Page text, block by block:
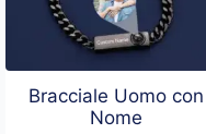
Bracciale Uomo con
Nome